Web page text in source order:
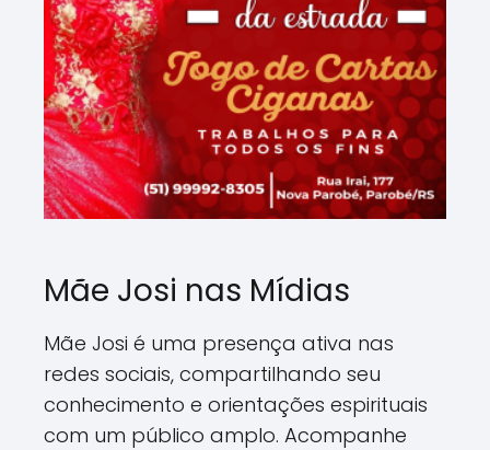
Mãe Josi nas Mídias
Mãe Josi é uma presença ativa nas
redes sociais, compartilhando seu
conhecimento e orientações espirituais
com um público amplo. Acompanhe